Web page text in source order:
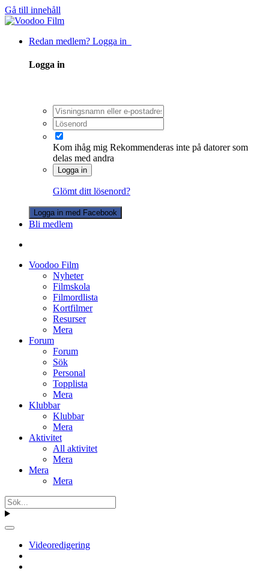
Gå till innehåll
Redan medlem? Logga in
Logga in
Kom ihåg mig Rekommenderas inte på datorer som
delas med andra
Logga in
Glömt ditt lösenord?
Logga in med Facebook
Bli medlem
Voodoo Film
Nyheter
Filmskola
Filmordlista
Kortfilmer
Resurser
Mera
Forum
Forum
Sök
Personal
Topplista
Mera
Klubbar
Klubbar
Mera
Aktivitet
All aktivitet
Mera
Mera
Mera
Videoredigering